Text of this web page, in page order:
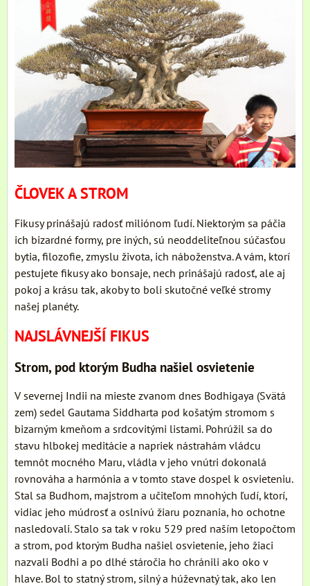
ČLOVEK A STROM
Fikusy prinášajú radosť miliónom ľudí. Niektorým sa páčia
ich bizardné formy, pre iných, sú neoddeliteľnou súčasťou
bytia, filozofie, zmyslu života, ich náboženstva. A vám, ktorí
pestujete fikusy ako bonsaje, nech prinášajú radosť, ale aj
pokoj a krásu tak, akoby to boli skutočné veľké stromy
našej planéty.
NAJSLÁVNEJŠÍ FIKUS
Strom, pod ktorým Budha našiel osvietenie
V severnej Indii na mieste zvanom dnes Bodhigaya (Svätá
zem) sedel Gautama Siddharta pod košatým stromom s
bizarným kmeňom a srdcovitými listami. Pohrúžil sa do
stavu hlbokej meditácie a napriek nástrahám vládcu
temnôt mocného Maru, vládla v jeho vnútri dokonalá
rovnováha a harmónia a v tomto stave dospel k osvieteniu.
Stal sa Budhom, majstrom a učiteľom mnohých ľudí, ktorí,
vidiac jeho múdrosť a oslnivú žiaru poznania, ho ochotne
nasledovali. Stalo sa tak v roku 529 pred naším letopočtom
a strom, pod ktorým Budha našiel osvietenie, jeho žiaci
nazvali Bodhi a po dlhé stáročia ho chránili ako oko v
hlave. Bol to statný strom, silný a húževnatý tak, ako len